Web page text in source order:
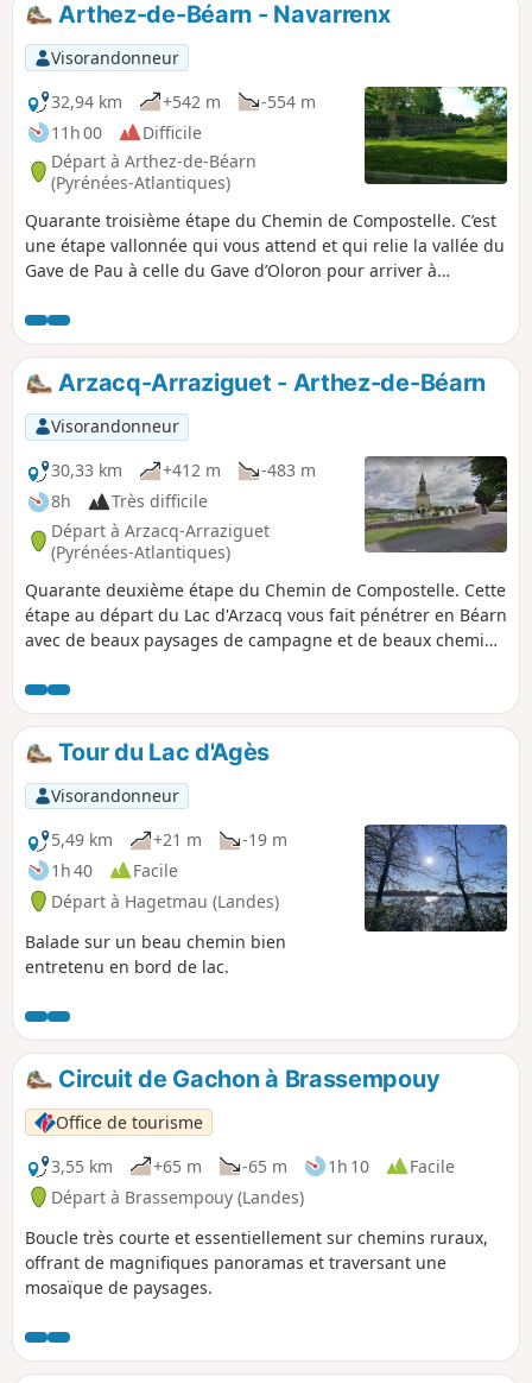
Arthez-de-Béarn - Navarrenx
Visorandonneur
32,94 km
+542 m
-554 m
11h 00
Difficile
Départ à Arthez-de-Béarn
(Pyrénées-Atlantiques)
Quarante troisième étape du Chemin de Compostelle. C’est
une étape vallonnée qui vous attend et qui relie la vallée du
Gave de Pau à celle du Gave d’Oloron pour arriver à
par ses terres arrosées par le Gave d'Oloron, et ses
affluents, le Saleys, le Laus, l'Arroder et le Lucq. Navarrenx
est labellisé "Plus beaux villages de France".
Arzacq-Arraziguet - Arthez-de-Béarn
Visorandonneur
30,33 km
+412 m
-483 m
8h
Très difficile
Départ à Arzacq-Arraziguet
(Pyrénées-Atlantiques)
Quarante deuxième étape du Chemin de Compostelle. Cette
étape au départ du Lac d'Arzacq vous fait pénétrer en Béarn
avec de beaux paysages de campagne et de beaux chemins
Tour du Lac d'Agès
Visorandonneur
5,49 km
+21 m
-19 m
1h 40
Facile
Départ à Hagetmau (Landes)
Balade sur un beau chemin bien
entretenu en bord de lac.
Circuit de Gachon à Brassempouy
Office de tourisme
3,55 km
+65 m -65 m 1h 10
Facile
Départ à Brassempouy (Landes)
Boucle très courte et essentiellement sur chemins ruraux,
offrant de magnifiques panoramas et traversant une
mosaïque de paysages.